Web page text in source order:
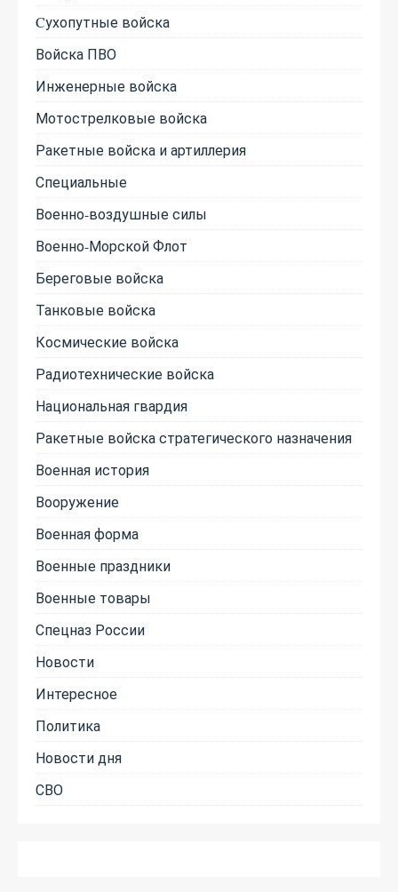
Cухопутные войска
Войска ПВО
Инженерные войска
Мотострелковые войска
Ракетные войска и артиллерия
Специальные
Военно-воздушные силы
Военно-Морской Флот
Береговые войска
Танковые войска
Космические войска
Радиотехнические войска
Национальная гвардия
Ракетные войска стратегического назначения
Военная история
Вооружение
Военная форма
Военные праздники
Военные товары
Спецназ России
Новости
Интересное
Политика
Новости дня
СВО